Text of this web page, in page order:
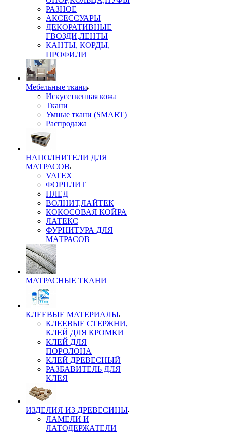
РАЗНОЕ
АКСЕССУАРЫ
ДЕКОРАТИВНЫЕ
ГВОЗДИ,ЛЕНТЫ
КАНТЫ, КОРДЫ,
ПРОФИЛИ
Мебельные ткани
Искусственная кожа
Ткани
Умные ткани (SMART)
Распродажа
НАПОЛНИТЕЛИ ДЛЯ
МАТРАСОВ
VATEX
ФОРПЛИТ
ПЛЕД
ВОЛНИТ,ЛАЙТЕК
КОКОСОВАЯ КОЙРА
ЛАТЕКС
ФУРНИТУРА ДЛЯ
МАТРАСОВ
МАТРАСНЫЕ ТКАНИ
КЛЕЕВЫЕ МАТЕРИАЛЫ
КЛЕЕВЫЕ СТЕРЖНИ,
КЛЕЙ ДЛЯ КРОМКИ
КЛЕЙ ДЛЯ
ПОРОЛОНА
КЛЕЙ ДРЕВЕСНЫЙ
РАЗБАВИТЕЛЬ ДЛЯ
КЛЕЯ
ИЗДЕЛИЯ ИЗ ДРЕВЕСИНЫ
ЛАМЕЛИ И
ЛАТОДЕРЖАТЕЛИ